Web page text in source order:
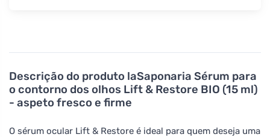
Descrição do produto laSaponaria Sérum para
o contorno dos olhos Lift & Restore BIO (15 ml)
- aspeto fresco e firme
O sérum ocular Lift & Restore é ideal para quem deseja uma